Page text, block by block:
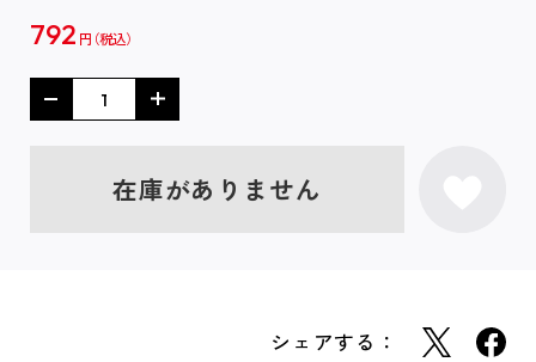
792 円
在庫がありません
シェアする：